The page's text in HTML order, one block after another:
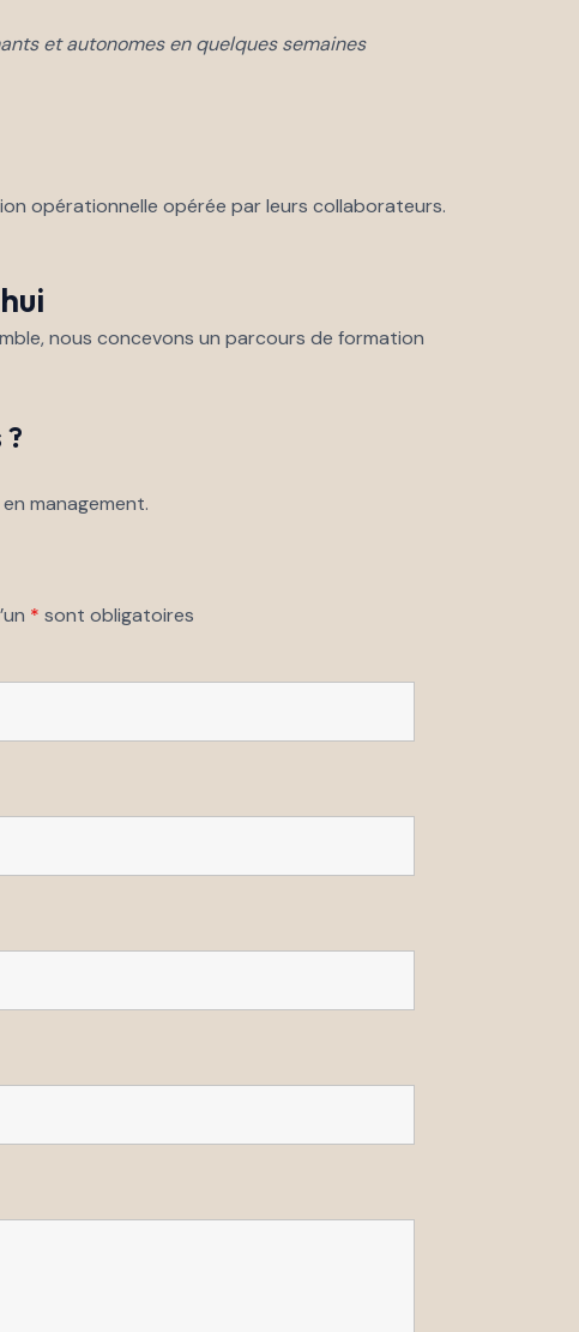
et autonomes en quelques semaines
opérationnelle opérée par leurs collaborateurs.
nous concevons un parcours de formation
management.
* sont obligatoires